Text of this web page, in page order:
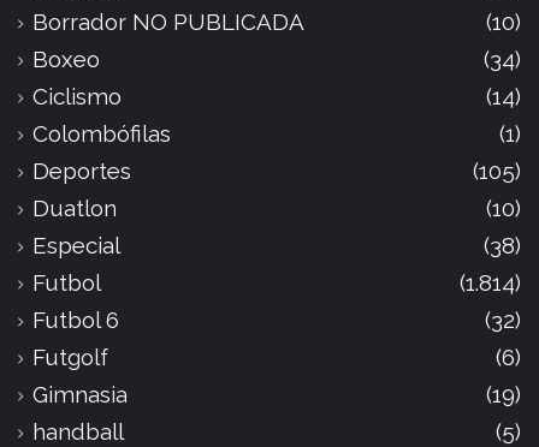
Borrador NO PUBLICADA
(10)
Boxeo
(34)
Ciclismo
(14)
Colombófilas
(1)
Deportes
(105)
Duatlon
(10)
Especial
(38)
Futbol
(1.814)
Futbol 6
(32)
Futgolf
(6)
Gimnasia
(19)
handball
(5)